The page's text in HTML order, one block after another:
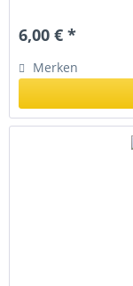
6,00 € *
Merken